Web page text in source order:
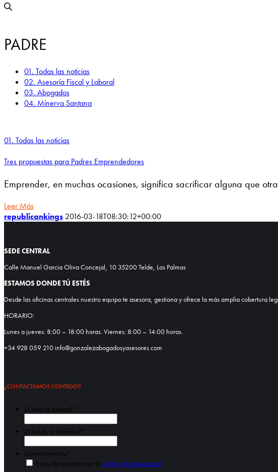
PADRE
01. Todas las noticias
02. Asesoría Fiscal y Laboral
03. Abogados
04. Minerva Santana
01. Todas las noticias
Tres propuestas para Padres Emprendedores
Emprender, en muchas ocasiones, significa sacrificar alguna que
Leer Más
republicankings 2016-03-18T08:30:12+00:00
SEDE CENTRAL
Calle Manuel Garcia Oliva Concejal, 10 35200 Telde, Las Palmas
ESTAMOS DONDE TÚ ESTÉS
Desde las oficinas centrales nuestro equipo te asesora, gestiona y ofrece la más amplia cobertura
HORARIO:
Lunes a jueves: 8:00 – 18:00 horas. Viernes: 8:00 – 14:00 horas.
+34 928 059 210 info@gonzalezabogadosyasesores.com
¿CONTACTAMOS CONTIGO?
¿Cómo te llamas? *
¿Cúal es tu teléfono? *
Consentimiento *
Estoy de acuerdo con la política de privacidad.